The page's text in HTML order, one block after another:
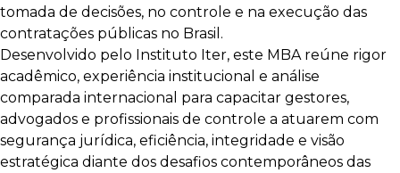
tomada de decisões, no controle e na execução das
contratações públicas no Brasil.
Desenvolvido pelo Instituto Iter, este MBA reúne rigor
acadêmico, experiência institucional e análise
comparada internacional para capacitar gestores,
advogados e profissionais de controle a atuarem com
segurança jurídica, eficiência, integridade e visão
estratégica diante dos desafios contemporâneos das